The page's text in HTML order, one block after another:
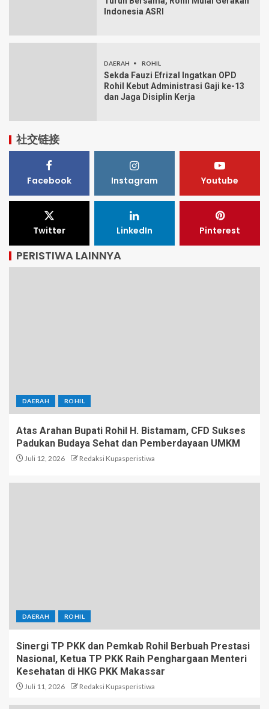
Indonesia ASRI
DAERAH ROHIL
Sekda Fauzi Efrizal Ingatkan OPD
Rohil Kebut Administrasi Gaji ke-13
dan Jaga Disiplin Kerja
社交链接
Facebook Instagram Youtube
Twitter LinkedIn Pinterest
PERISTIWA LAINNYA
DAERAH ROHIL
Atas Arahan Bupati Rohil H. Bistamam, CFD Sukses
Padukan Budaya Sehat dan Pemberdayaan UMKM
Juli 12, 2026 Redaksi Kupasperistiwa
DAERAH ROHIL
Sinergi TP PKK dan Pemkab Rohil Berbuah Prestasi
Nasional, Ketua TP PKK Raih Penghargaan Menteri
Kesehatan di HKG PKK Makassar
Juli 11, 2026 Redaksi Kupasperistiwa